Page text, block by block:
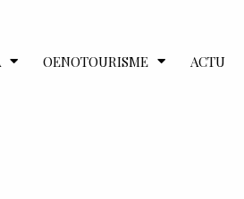
OENOTOURISME ACTU